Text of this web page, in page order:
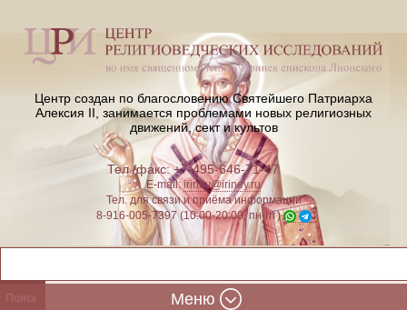
Центр создан по благословению Святейшего Патриарха
Алексия II, занимается проблемами новых религиозных
движений, сект и культов
Тел./факс: +7-495-646-71-47
E-mail:iriney@iriney.ru
Тел. для связи и приёма информации
8-916-005-7397 (10:00-20:00, пн-пт)
Меню